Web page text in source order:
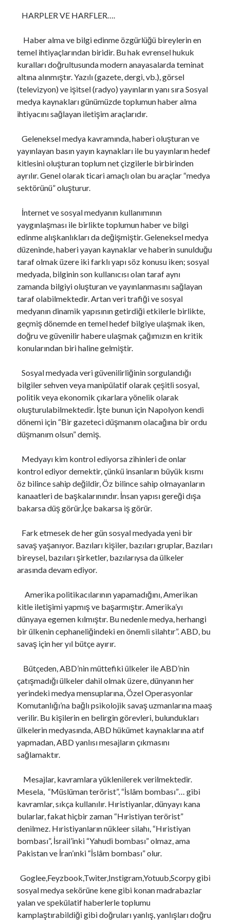
Son Yazılar
Najlepšia Investičná Platforma: Porovnanie a Recenzie 2024
Online Casino EU Bonus Guide Best Deals for 2026 Today
Rokubet Giriş Sorunları Tarih Oluyor: 2026 Yılında Kesintisiz Erişim
CAMİ-KİLİSE MESCİT VE HAVRA
monte-carlo casino paypal Guide Fast Deposits and Tips
Son yorumlar
HER MESLEĞİN ÖLÜMÜ VE TAZİYESİ FARKLIDIR..içinMegan
ŞUUR VE İDRAKiçinhttps://cuocsongquanhta.webflow.io/posts/thuoc-
ISLAH İFSAT SÖZ VE DAVRANIŞLAR..! içinperfect boobs nsfw
ÇOK GEÇ KALDIK AZİZİM ÇOK.. içinbintaro88 daftar
VARLIĞIN HAKİKATI..!için Https://Www.Mafiascum.Net
HARPLER VE HARFLER….
Haber alma ve bilgi edinme özgürlüğü bireylerin en
temel ihtiyaçlarından biridir. Bu hak evrensel hukuk
kuralları doğrultusunda modern anayasalarda teminat
altına alınmıştır. Yazılı (gazete, dergi, vb.), görsel
(televizyon) ve işitsel (radyo) yayınların yanı sıra Sosyal
medya kaynakları günümüzde toplumun haber alma
ihtiyacını sağlayan iletişim araçlarıdır.
Geleneksel medya kavramında, haberi oluşturan ve
yayınlayan basın yayın kaynakları ile bu yayınların hedef
kitlesini oluşturan toplum net çizgilerle birbirinden
ayrılır. Genel olarak ticari amaçlı olan bu araçlar “medya
sektörünü” oluşturur.
İnternet ve sosyal medyanın kullanımının
yaygınlaşması ile birlikte toplumun haber ve bilgi
edinme alışkanlıkları da değişmiştir. Geleneksel medya
düzeninde, haberi yayan kaynaklar ve haberin sunulduğu
taraf olmak üzere iki farklı yapı söz konusu iken; sosyal
medyada, bilginin son kullanıcısı olan taraf aynı
zamanda bilgiyi oluşturan ve yayınlanmasını sağlayan
taraf olabilmektedir. Artan veri trafiği ve sosyal
medyanın dinamik yapısının getirdiği etkilerle birlikte,
geçmiş dönemde en temel hedef bilgiye ulaşmak iken,
doğru ve güvenilir habere ulaşmak çağımızın en kritik
konularından biri haline gelmiştir.
Sosyal medyada veri güvenilirliğinin sorgulandığı
bilgiler sehven veya manipülatif olarak çeşitli sosyal,
politik veya ekonomik çıkarlara yönelik olarak
oluşturulabilmektedir. İşte bunun için Napolyon kendi
dönemi için “Bir gazeteci düşmanım olacağına bir ordu
düşmanım olsun” demiş.
Medyayı kim kontrol ediyorsa zihinleri de onlar
kontrol ediyor demektir, çünkü insanların büyük kısmı
öz bilince sahip değildir, Öz bilince sahip olmayanların
kanaatleri de başkalarınındır. İnsan yapısı gereği dışa
bakarsa düş görür,İçe bakarsa iş görür.
Fark etmesek de her gün sosyal medyada yeni bir
savaş yaşanıyor. Bazıları kişiler, bazıları gruplar, Bazıları
bireysel, bazıları şirketler, bazılarıysa da ülkeler
arasında devam ediyor.
Amerika politikacılarının yapamadığını, Amerikan
kitle iletişimi yapmış ve başarmıştır. Amerika’yı
dünyaya egemen kılmıştır. Bu nedenle medya, herhangi
bir ülkenin cephaneliğindeki en önemli silahtır”. ABD, bu
savaş için her yıl bütçe ayırır.
Bütçeden, ABD’nin müttefiki ülkeler ile ABD’nin
çatışmadığı ülkeler dahil olmak üzere, dünyanın her
yerindeki medya mensuplarına, Özel Operasyonlar
Komutanlığı’na bağlı psikolojik savaş uzmanlarına maaş
verilir. Bu kişilerin en belirgin görevleri, bulundukları
ülkelerin medyasında, ABD hükümet kaynaklarına atıf
yapmadan, ABD yanlısı mesajların çıkmasını
sağlamaktır.
Mesajlar, kavramlara yüklenilerek verilmektedir.
Mesela, “Müslüman terörist”, “İslâm bombası”… gibi
kavramlar, sıkça kullanılır. Hıristiyanlar, dünyayı kana
bularlar, fakat hiçbir zaman “Hıristiyan terörist”
denilmez. Hıristiyanların nükleer silahı, “Hıristiyan
bombası”, İsrail’inki “Yahudi bombası” olmaz, ama
Pakistan ve İran’ınki “İslâm bombası” olur.
Goglee,Feyzbook,Twiter,Instigram,Yotuub,Scorpy gibi
sosyal medya sekörüne kene gibi konan madrabazlar
yalan ve spekülatif haberlerle toplumu
kamplaştırabildiği gibi doğruları yanlış, yanlışları doğru